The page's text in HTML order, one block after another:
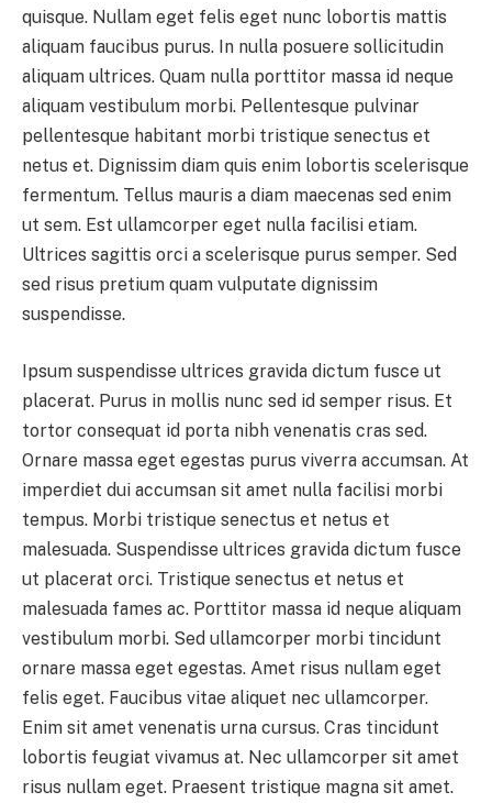
quisque. Nullam eget felis eget nunc lobortis mattis
aliquam faucibus purus. In nulla posuere sollicitudin
aliquam ultrices. Quam nulla porttitor massa id neque
aliquam vestibulum morbi. Pellentesque pulvinar
pellentesque habitant morbi tristique senectus et
netus et. Dignissim diam quis enim lobortis scelerisque
fermentum. Tellus mauris a diam maecenas sed enim
ut sem. Est ullamcorper eget nulla facilisi etiam.
Ultrices sagittis orci a scelerisque purus semper. Sed
sed risus pretium quam vulputate dignissim
suspendisse.
Ipsum suspendisse ultrices gravida dictum fusce ut
placerat. Purus in mollis nunc sed id semper risus. Et
tortor consequat id porta nibh venenatis cras sed.
Ornare massa eget egestas purus viverra accumsan. At
imperdiet dui accumsan sit amet nulla facilisi morbi
tempus. Morbi tristique senectus et netus et
malesuada. Suspendisse ultrices gravida dictum fusce
ut placerat orci. Tristique senectus et netus et
malesuada fames ac. Porttitor massa id neque aliquam
vestibulum morbi. Sed ullamcorper morbi tincidunt
ornare massa eget egestas. Amet risus nullam eget
felis eget. Faucibus vitae aliquet nec ullamcorper.
Enim sit amet venenatis urna cursus. Cras tincidunt
lobortis feugiat vivamus at. Nec ullamcorper sit amet
risus nullam eget. Praesent tristique magna sit amet.